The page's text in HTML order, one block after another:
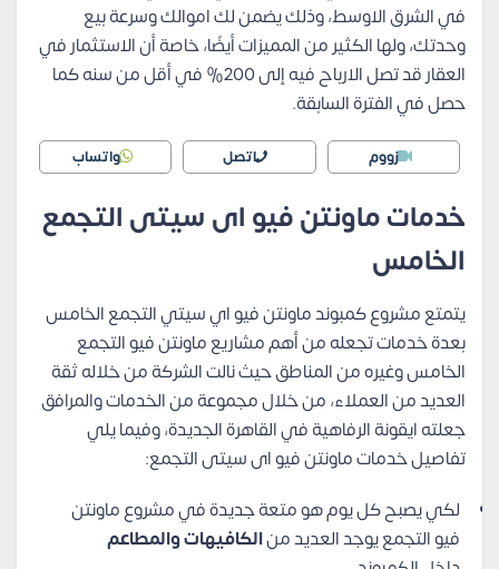
في الشرق الاوسط، وذلك يضمن لك اموالك وسرعة بيع
وحدتك، ولها الكثير من المميزات أيضًا، خاصة أن الاستثمار في
العقار قد تصل الارباح فيه إلى 200% في أقل من سنه كما
حصل في الفترة السابقة.
زووم اتصل واتساب
خدمات ماونتن فيو اى سيتى التجمع
الخامس
يتمتع مشروع كمبوند ماونتن فيو اي سيتي التجمع الخامس
بعدة خدمات تجعله من أهم مشاريع ماونتن فيو التجمع
الخامس وغيره من المناطق حيث نالت الشركة من خلاله ثقة
العديد من العملاء، من خلال مجموعة من الخدمات والمرافق
جعلته ايقونة الرفاهية في القاهرة الجديدة، وفيما يلي
تفاصيل خدمات ماونتن فيو اى سيتى التجمع:
لكي يصبح كل يوم هو متعة جديدة في مشروع ماونتن
فيو التجمع يوجد العديد منالكافيهات والمطاعم